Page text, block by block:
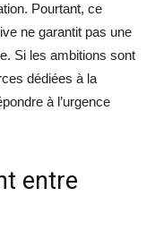
Pourtant, ce
ne garantit pas une
Si les ambitions sont
dédiées à la
à l’urgence
entre